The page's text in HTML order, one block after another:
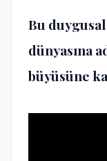
Bu
dünyasına
büyüsüne